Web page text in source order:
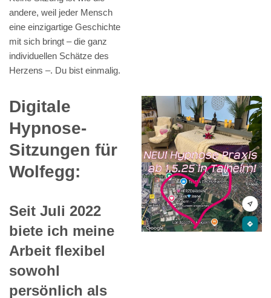
andere, weil jeder Mensch
eine einzigartige Geschichte
mit sich bringt – die ganz
individuellen Schätze des
Herzens –. Du bist einmalig.
Digitale
Hypnose-
Sitzungen für
Wolfegg:
Seit Juli 2022
biete ich meine
Arbeit flexibel
sowohl
persönlich als